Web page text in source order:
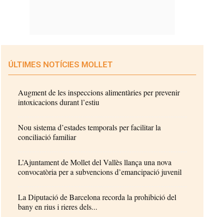
ÚLTIMES NOTÍCIES MOLLET
Augment de les inspeccions alimentàries per prevenir
intoxicacions durant l’estiu
Nou sistema d’estades temporals per facilitar la
conciliació familiar
L’Ajuntament de Mollet del Vallès llança una nova
convocatòria per a subvencions d’emancipació juvenil
La Diputació de Barcelona recorda la prohibició del
bany en rius i rieres dels...